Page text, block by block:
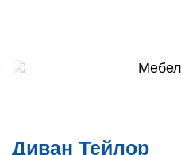
Диван Тейлор